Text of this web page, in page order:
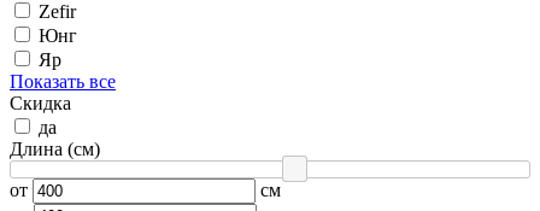
Zefir
Юнг
Яр
Показать все
Скидка
да
Длина (см)
от
см